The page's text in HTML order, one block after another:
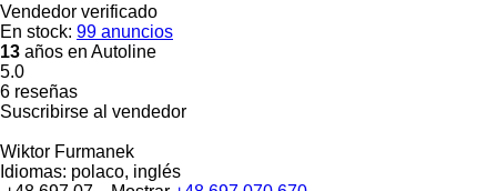
Vendedor verificado
En stock: 99 anuncios
13 años en Autoline
5.0
6 reseñas
Suscribirse al vendedor
Wiktor Furmanek
Idiomas: polaco, inglés